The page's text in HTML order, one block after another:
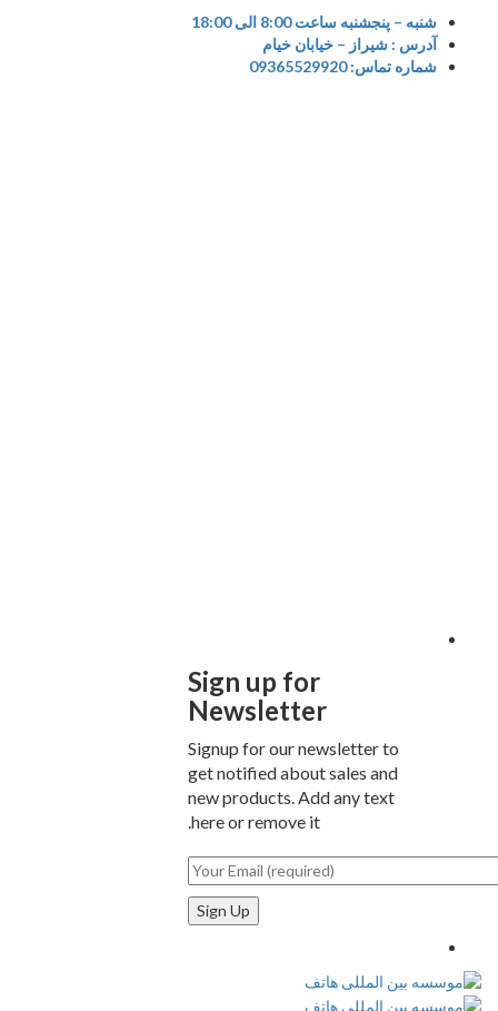
شنبه – پنجشنبه ساعت 8:00 الی 18:00
آدرس : شیراز – خیابان خیام
شماره تماس: 09365529920
Sign up for
Newsletter
Signup for our newsletter to
get notified about sales and
new products. Add any text
here or remove it.